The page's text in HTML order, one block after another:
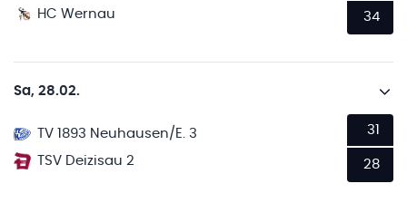
HC Wernau
34
Sa, 28.02.
TV 1893 Neuhausen/E. 3
TSV Deizisau 2
31
28